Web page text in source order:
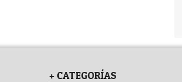
+ CATEGORÍAS